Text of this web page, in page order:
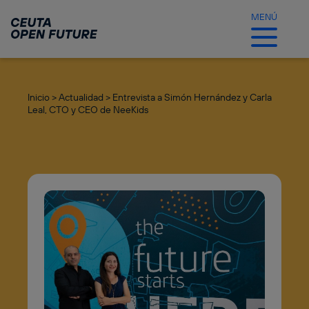
contenido
principal
MENÚ
Inicio >Actualidad > Entrevista a Simón Hernández y Carla
Leal, CTO y CEO de NeeKids